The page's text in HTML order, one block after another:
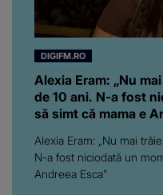
DIGIFM.RO
Alexia Eram: „Nu
de 10 ani. N-a fost
să simt că mama e
Alexia Eram: „Nu mai
N-a fost niciodată un
Andreea Esca”